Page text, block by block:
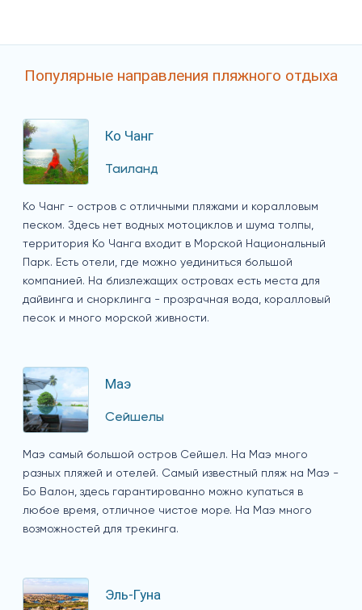
Популярные направления пляжного отдыха
Ко Чанг
Таиланд
Ко Чанг - остров с отличными пляжами и коралловым
песком. Здесь нет водных мотоциклов и шума толпы,
территория Ко Чанга входит в Морской Национальный
Парк. Есть отели, где можно уединиться большой
компанией. На близлежащих островах есть места для
дайвинга и снорклинга - прозрачная вода, коралловый
песок и много морской живности.
Маэ
Сейшелы
Маэ самый большой остров Сейшел. На Маэ много
разных пляжей и отелей. Самый известный пляж на Маэ -
Бо Валон, здесь гарантированно можно купаться в
любое время, отличное чистое море. На Маэ много
возможностей для трекинга.
Эль-Гуна